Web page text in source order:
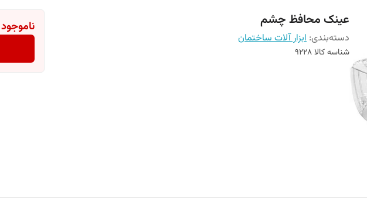
عینک محافظ چشم
دسته‌بندی: ابزار آلات ساختمان
شناسه کالا9228
ناموجود